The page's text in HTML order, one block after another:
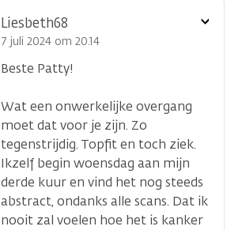
Liesbeth68
7 juli 2024 om 20.14
Beste Patty!
Wat een onwerkelijke overgang
moet dat voor je zijn. Zo
tegenstrijdig. Topfit en toch ziek.
Ikzelf begin woensdag aan mijn
derde kuur en vind het nog steeds
abstract, ondanks alle scans. Dat ik
nooit zal voelen hoe het is kanker
Toon